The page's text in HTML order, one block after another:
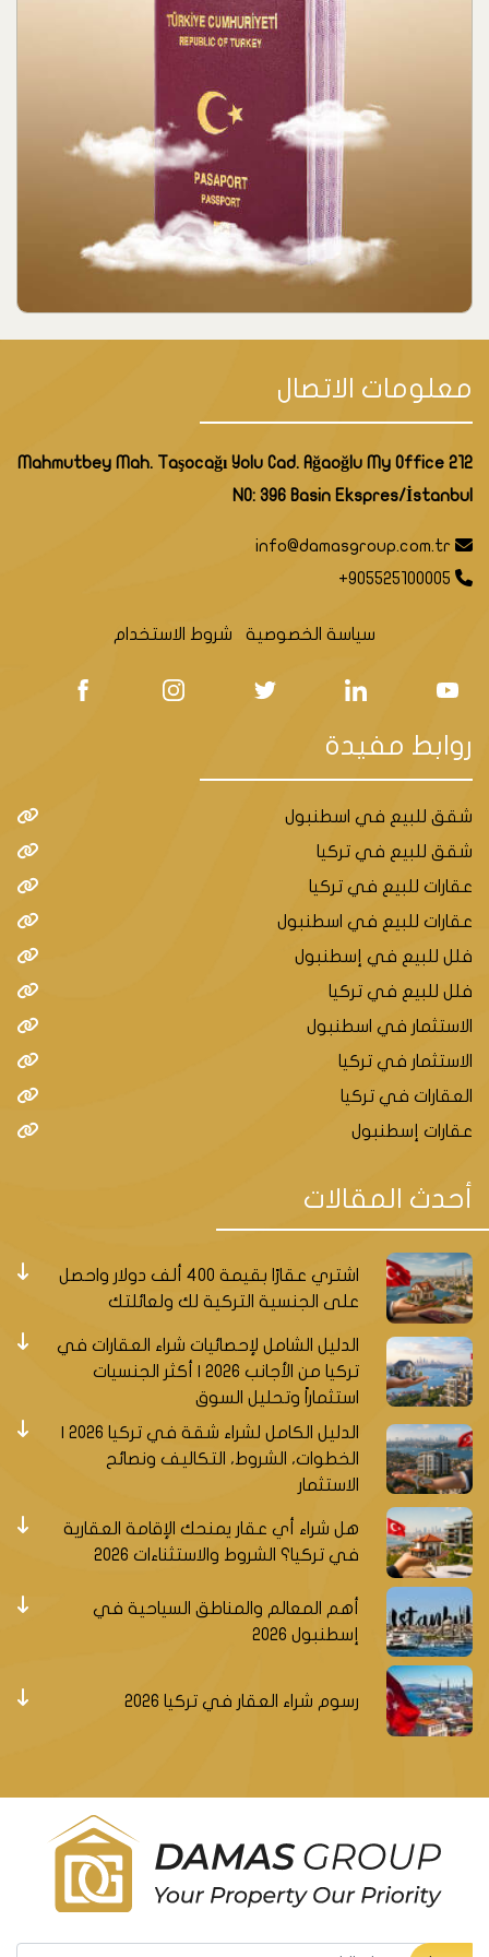
معلومات الاتصال
Mahmutbey Mah. Taşocağı Yolu Cad. Ağaoğlu My Office 212
NO: 396 Basin Ekspres/İstanbul
info@damasgroup.com.tr
+905525100005
سياسة الخصوصية شروط الاستخدام
روابط مفيدة
شقق للبيع في اسطنبول
شقق للبيع في تركيا
عقارات للبيع في تركيا
عقارات للبيع في اسطنبول
فلل للبيع في إسطنبول
فلل للبيع في تركيا
الاستثمار في اسطنبول
الاستثمار في تركيا
العقارات في تركيا
عقارات إسطنبول
أحدث المقالات
اشتري عقارًا بقيمة 400 ألف دولار واحصل
على الجنسية التركية لك ولعائلتك
الدليل الشامل لإحصائيات شراء العقارات في
تركيا من الأجانب 2026 | أكثر الجنسيات
استثماراً وتحليل السوق
الخطوات، الشروط، التكاليف ونصائح
الاستثمار
هل شراء أي عقار يمنحك الإقامة العقارية
في تركيا؟ الشروط والاستثناءات 2026
أهم المعالم والمناطق السياحية في
إسطنبول 2026
رسوم شراء العقار في تركيا 2026